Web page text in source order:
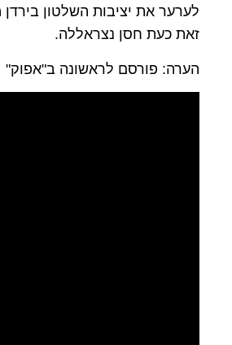
לערער את יציבות השלטון
זאת כעת חסן נצראללה.
הערה: פורסם לראשונה ב"אפוק"